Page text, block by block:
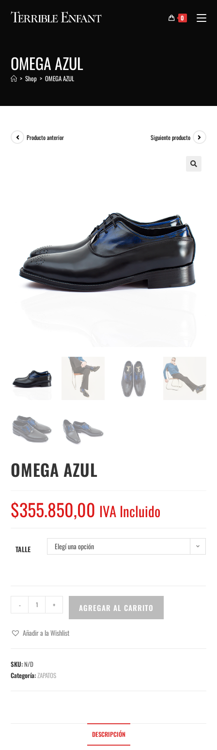
0
OMEGA AZUL
> Shop > OMEGA AZUL
Producto anterior Siguiente producto
OMEGA AZUL
$355.850,00 IVA Incluido
TALLE Elegí una opción
- + AGREGAR AL CARRITO
Añadir a la Wishlist
SKU:N/D
Categoría:ZAPATOS
DESCRIPCIÓN